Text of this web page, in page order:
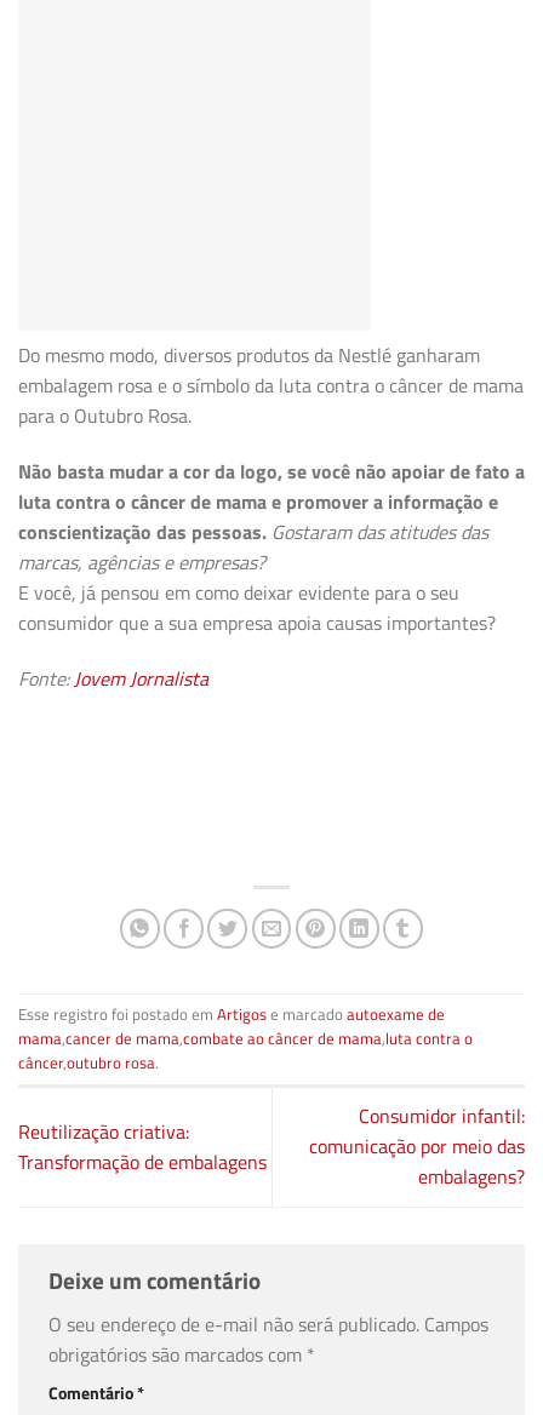
Do mesmo modo, diversos produtos da Nestlé ganharam
embalagem rosa e o símbolo da luta contra o câncer de mama
para o Outubro Rosa.
Não basta mudar a cor da logo, se você não apoiar de fato a
luta contra o câncer de mama e promover a informação e
conscientização das pessoas. Gostaram das atitudes das
marcas, agências e empresas?
E você, já pensou em como deixar evidente para o seu
consumidor que a sua empresa apoia causas importantes?
Fonte:Jovem Jornalista
Esse registro foi postado em Artigose marcadoautoexame de
mama,cancer de mama,combate ao câncer de mama,luta contra o
câncer,outubro rosa.
Reutilização criativa:
Transformação de embalagens
Consumidor infantil:
comunicação por meio das
embalagens?
Deixe um comentário
O seu endereço de e-mail não será publicado. Campos
obrigatórios são marcados com *
Comentário*